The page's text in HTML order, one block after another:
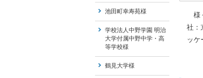
様
社：
ッケ
池田町幸寿苑様
学校法人中野学園 明治
大学付属中野中学・高
等学校様
鶴見大学様